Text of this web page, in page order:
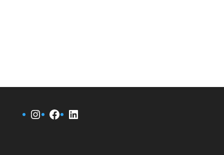
Instagram
Facebook
LinkedIn